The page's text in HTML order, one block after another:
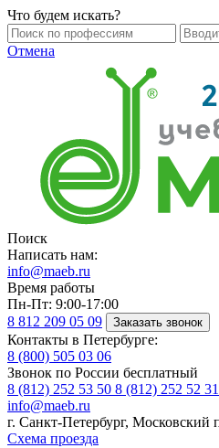
Что будем искать?
Отмена
Поиск
Написать нам:
info@maeb.ru
Время работы
Пн-Пт: 9:00-17:00
8 812 209 05 09 Заказать звонок
Контакты в Петербурге:
8 (800) 505 03 06
Звонок по России бесплатный
8 (812) 252 53 50 8 (812) 252 52 31
info@maeb.ru
г. Санкт-Петербург, Московский
Схема проезда